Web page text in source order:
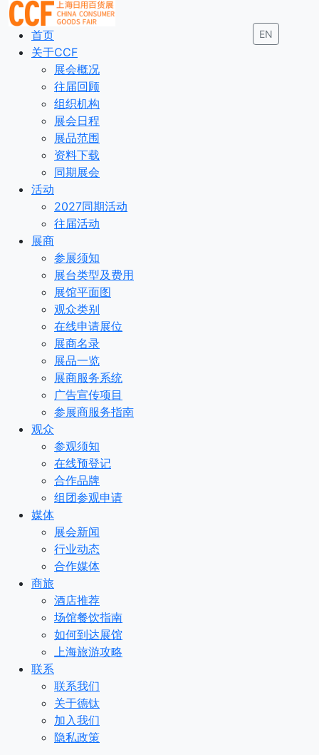
EN
首页
关于CCF
展会概况
往届回顾
组织机构
展会日程
展品范围
资料下载
同期展会
活动
2027同期活动
往届活动
展商
参展须知
展台类型及费用
展馆平面图
观众类别
在线申请展位
展商名录
展品一览
展商服务系统
广告宣传项目
参展商服务指南
观众
参观须知
在线预登记
合作品牌
组团参观申请
媒体
展会新闻
行业动态
合作媒体
商旅
酒店推荐
场馆餐饮指南
如何到达展馆
上海旅游攻略
联系
联系我们
关于德钛
加入我们
隐私政策